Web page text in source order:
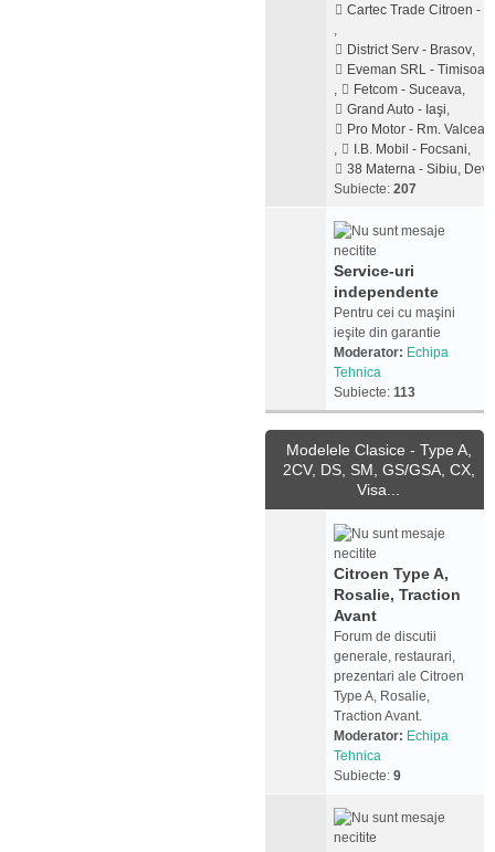
Cartec Trade Citroen -
,
District Serv - Brasov,
Eveman SRL -
,
Fetcom - Suceava,
Grand Auto - Iaşi,
Pro Motor - Rm. Valcea
,
I.B. Mobil - Focsani,
38 Materna - Sibiu, Deva
Subiecte: 207
Service-uri
independente
Pentru cei cu maşini
ieşite din garantie
Moderator: Echipa
Tehnica
Subiecte: 113
Modelele Clasice - Type A,
2CV, DS, SM, GS/GSA, CX,
Visa...
Citroen Type A,
Rosalie, Traction
Avant
Forum de discutii
generale, restaurari,
prezentari ale Citroen
Type A, Rosalie,
Traction Avant.
Moderator: Echipa
Tehnica
Subiecte: 9